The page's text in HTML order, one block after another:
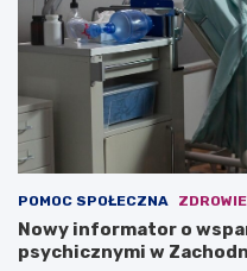
POMOC SPOŁECZNA ZDROWIE
Nowy informator o
psychicznymi w